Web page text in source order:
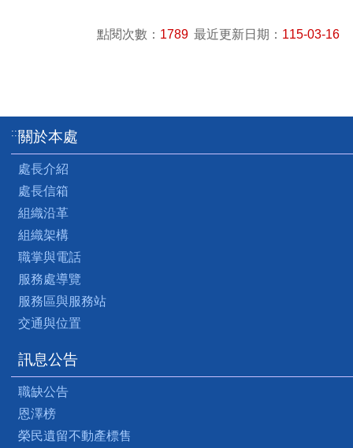
點閱次數： 1789 最近更新日期： 115-03-16
:::關於本處
處長介紹
處長信箱
組織沿革
組織架構
職掌與電話
服務處導覽
服務區與服務站
交通與位置
訊息公告
職缺公告
恩澤榜
榮民遺留不動產標售